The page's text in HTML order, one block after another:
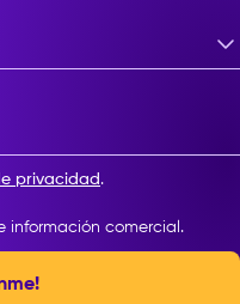
privacidad .
información comercial.